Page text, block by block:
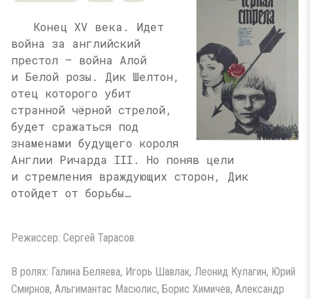
Конец ХV века. Идет
война за английский
престол — война Алой
и Белой розы. Дик Шелтон,
отец которого убит
странной чёрной стрелой,
будет сражаться под
знаменами будущего короля
Англии Ричарда III. Но поняв цели
и стремления враждующих сторон, Дик
отойдет от борьбы…
Режиссер: Сергей Тарасов.
В ролях: Галина Беляева, Игорь Шавлак, Леонид Кулагин, Юрий
Смирнов, Альгимантас Масюлис, Борис Химичев, Александр